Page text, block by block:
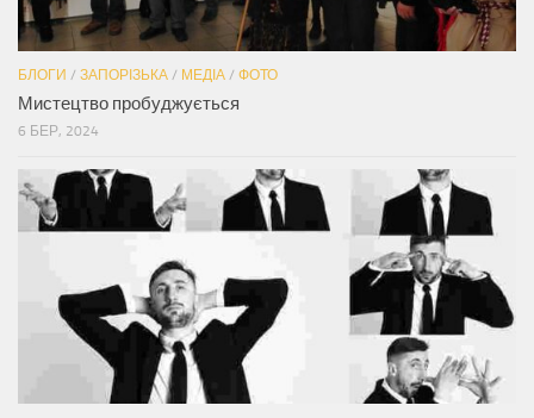
БЛОГИ / ЗАПОРІЗЬКА / МЕДІА / ФОТО
Мистецтво пробуджується
6 БЕР, 2024